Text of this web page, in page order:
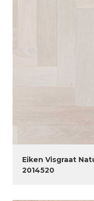
Eiken Visgraat
2014520